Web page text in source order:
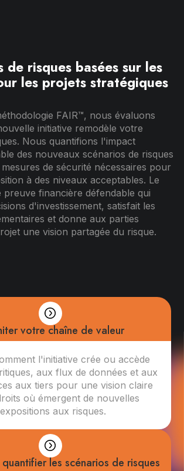
de risques basées sur les
les projets stratégiques
FAIR™, nous évaluons
initiative remodèle votre
Nous quantifions l'impact
des nouveaux scénarios de risques
de sécurité nécessaires pour
à des niveaux acceptables. Le
preuve financière défendable qui
d'investissement, satisfait les
et donne aux parties
une vision partagée du risque.
votre chaîne de valeur
l'initiative crée ou accède
aux flux de données et aux
aux tiers pour une vision claire
où émergent de nouvelles
expositions aux risques.
les scénarios de risques